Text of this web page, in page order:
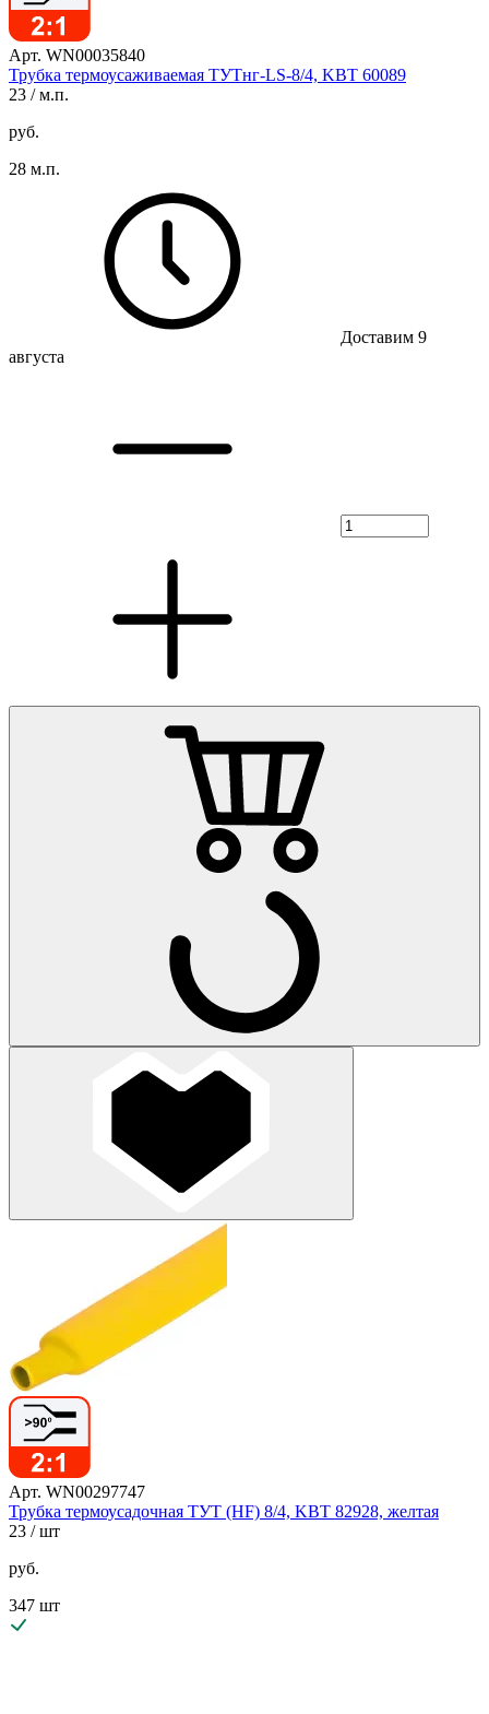
Арт. WN00035840
Трубка термоусаживаемая ТУТнг-LS-8/4, KBT 60089
23 / м.п.
руб.
28 м.п.
Доставим 9
августа
Арт. WN00297747
Трубка термоусадочная ТУТ (HF) 8/4, KBT 82928, желтая
23 / шт
руб.
347 шт